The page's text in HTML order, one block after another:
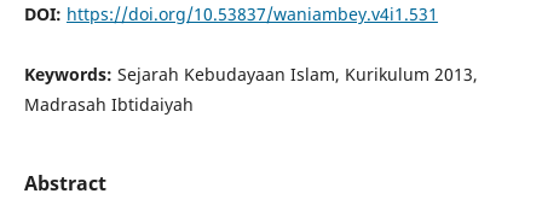
DOI: https://doi.org/10.53837/waniambey.v4i1.531
Keywords: Sejarah Kebudayaan Islam, Kurikulum 2013,
Madrasah Ibtidaiyah
Abstract